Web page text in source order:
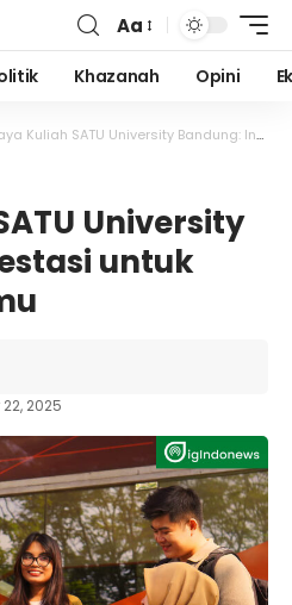
Font
Resizer
Aa
Khazanah Opini
Kuliah SATU University Bandung: Investasi untuk Masa Depanmu
University
untuk
2025